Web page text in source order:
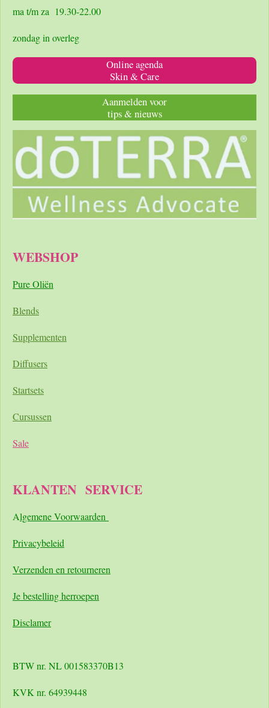
m
ma t/m za 19.30-22.00
zondag in overleg
Online agenda
Skin & Care
Aanmelden voor
tips & nieuws
WEBSHOP
Pure Oliën
Blends
Supplementen
Diffusers
Startsets
Cursussen
Sale
KLANTEN SERVICE
Algemene Voorwaarden
Privacybeleid
Verzenden en retourneren
Je bestelling herroepen
Disclamer
BTW nr. NL 001583370B13
KVK nr. 64939448